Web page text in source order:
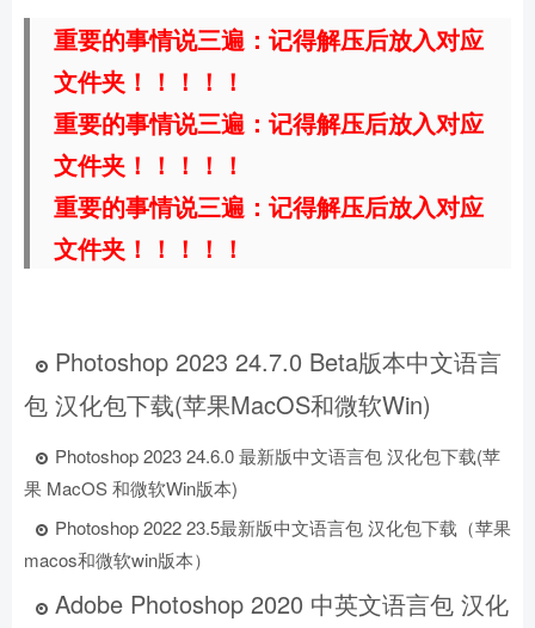
重要的事情说三遍：记得解压后放入对应
文件夹！！！！！
重要的事情说三遍：记得解压后放入对应
文件夹！！！！！
重要的事情说三遍：记得解压后放入对应
文件夹！！！！！
Photoshop 2023 24.7.0 Beta版本中文语言
包 汉化包下载(苹果MacOS和微软Win)
Photoshop 2023 24.6.0 最新版中文语言包 汉化包下载(苹
果 MacOS 和微软Win版本)
Photoshop 2022 23.5最新版中文语言包 汉化包下载（苹果
macos和微软win版本）
Adobe Photoshop 2020 中英文语言包 汉化